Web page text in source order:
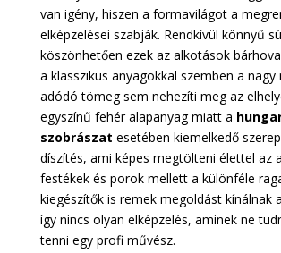
van igény, hiszen a formavilágot a
elképzelései szabják. Rendkívül könnyű
köszönhetően ezek az alkotások
a klasszikus anyagokkal szemben a nagy
adódó tömeg sem nehezíti meg az
egyszínű fehér alapanyag miatt a
szobrászat esetében kiemelkedő
díszítés, ami képes megtölteni élettel az
festékek és porok mellett a különféle
kiegészítők is remek megoldást kínálnak
így nincs olyan elképzelés, aminek ne
tenni egy profi művész.